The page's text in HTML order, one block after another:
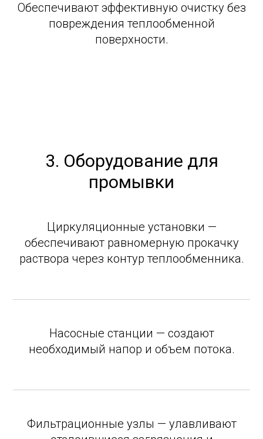
Обеспечивают эффективную очистку без
повреждения теплообменной
поверхности.
3. Оборудование для
промывки
Циркуляционные установки —
обеспечивают равномерную прокачку
раствора через контур теплообменника.
Насосные станции — создают
необходимый напор и объем потока.
Фильтрационные узлы — улавливают